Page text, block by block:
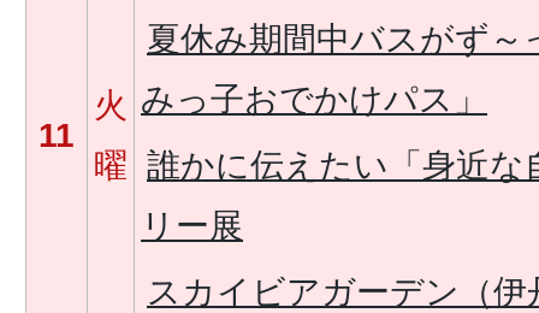
11
火
曜
夏休み期間中バスがず～
みっ子おでかけパス」
誰かに伝えたい「身近
リー展
スカイビアガーデン（